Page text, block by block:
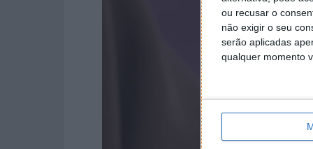
ou recusar o
não exigir o seu
serão aplicadas
qualquer momento